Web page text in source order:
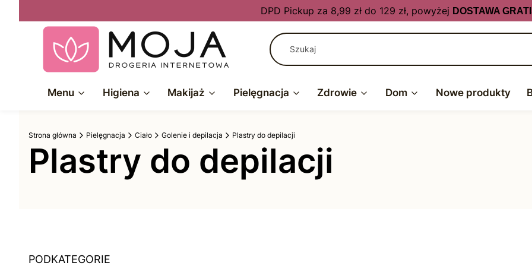
DPD Pickup za 8,99 zł do 129 zł, powyżej DOSTAWA
Menu Higiena Makijaż Pielęgnacja Zdrowie Dom Nowe produkty
Strona główna Pielęgnacja Ciało Golenie i depilacja Plastry do depilacji
Plastry do depilacji
PODKATEGORIE